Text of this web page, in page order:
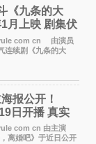
《九条的大
月上映 剧集伏
com cn 由演员
连续剧《九条的大
于明年1月8日全国
松村北斗再度联
报公开！
日开播 真实
com cn 由主演
离婚吧》于近日公开